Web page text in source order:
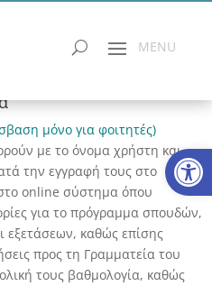
μόνο για φοιτητές)
με το όνομα χρήστη και
την εγγραφή τους στο
online σύστημα όπου
για το πρόγραμμα σπουδών,
εξετάσεων, καθώς επίσης
προς τη Γραμματεία του
τους βαθμολογία, καθώς